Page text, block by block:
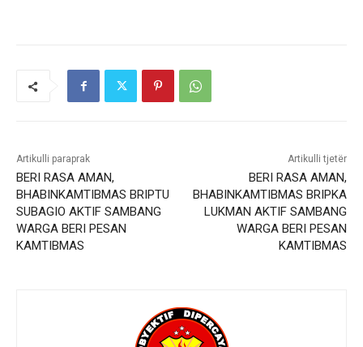
Artikulli paraprak
BERI RASA AMAN,
BHABINKAMTIBMAS BRIPTU
SUBAGIO AKTIF SAMBANG
WARGA BERI PESAN
KAMTIBMAS
Artikulli tjetër
BERI RASA AMAN,
BHABINKAMTIBMAS BRIPKA
LUKMAN AKTIF SAMBANG
WARGA BERI PESAN
KAMTIBMAS